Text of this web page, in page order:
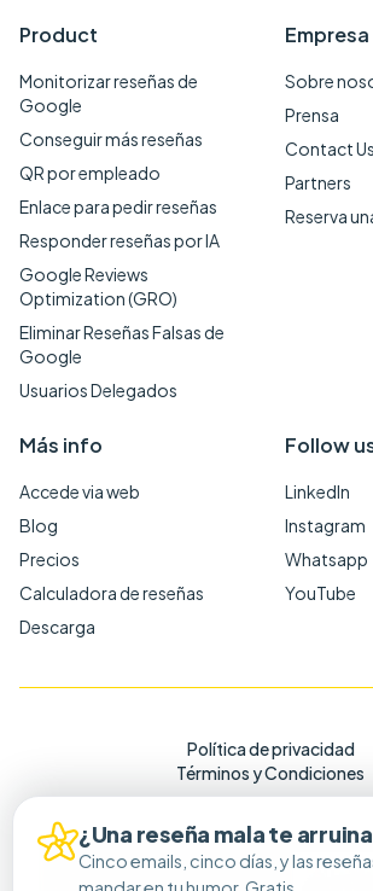
Product
Monitorizar reseñas de
Google
Conseguir más reseñas
QR por empleado
Enlace para pedir reseñas
Responder reseñas por IA
Google Reviews
Optimization (GRO)
Eliminar Reseñas Falsas de
Google
Usuarios Delegados
Empresa
Sobre
Prensa
Contact Us
Partners
Reserva
Más info
Accede via web
Blog
Precios
Calculadora de reseñas
Descarga
Follow
LinkedIn
Instagram
Whatsapp
YouTube
Política de privacidad
Términos y Condiciones
¿Una reseña mala te
Cinco emails, cinco días, y las